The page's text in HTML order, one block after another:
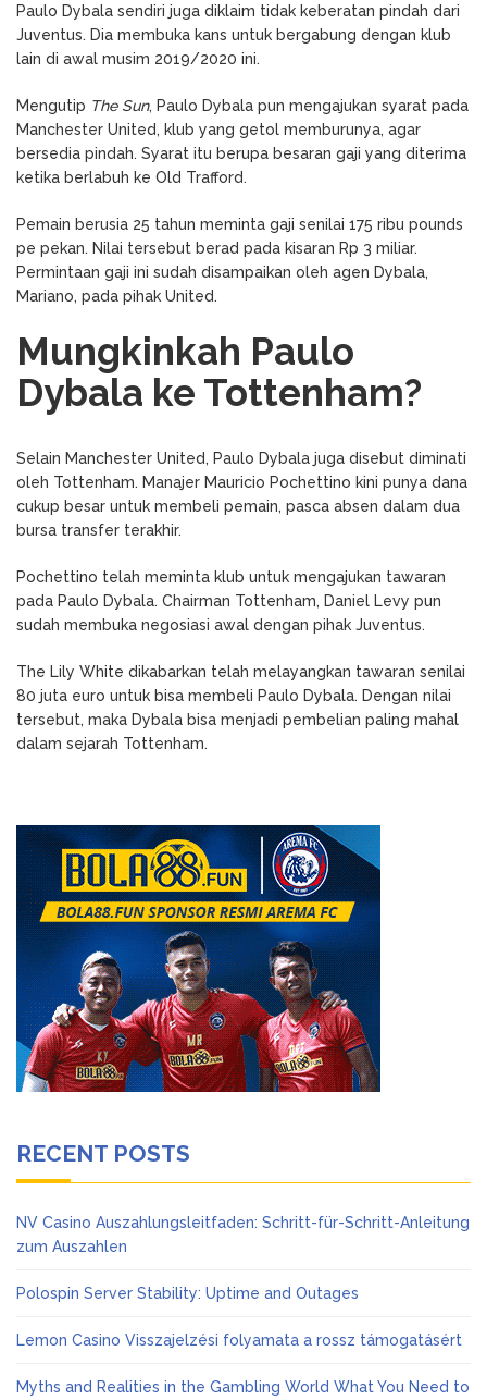
Paulo Dybala sendiri juga diklaim tidak keberatan pindah dari
Juventus. Dia membuka kans untuk bergabung dengan klub
lain di awal musim 2019/2020 ini.
Mengutip The Sun, Paulo Dybala pun mengajukan syarat pada
Manchester United, klub yang getol memburunya, agar
bersedia pindah. Syarat itu berupa besaran gaji yang diterima
ketika berlabuh ke Old Trafford.
Pemain berusia 25 tahun meminta gaji senilai 175 ribu pounds
pe pekan. Nilai tersebut berad pada kisaran Rp 3 miliar.
Permintaan gaji ini sudah disampaikan oleh agen Dybala,
Mariano, pada pihak United.
Mungkinkah Paulo
Dybala ke Tottenham?
Selain Manchester United, Paulo Dybala juga disebut diminati
oleh Tottenham. Manajer Mauricio Pochettino kini punya dana
cukup besar untuk membeli pemain, pasca absen dalam dua
bursa transfer terakhir.
Pochettino telah meminta klub untuk mengajukan tawaran
pada Paulo Dybala. Chairman Tottenham, Daniel Levy pun
sudah membuka negosiasi awal dengan pihak Juventus.
The Lily White dikabarkan telah melayangkan tawaran senilai
80 juta euro untuk bisa membeli Paulo Dybala. Dengan nilai
tersebut, maka Dybala bisa menjadi pembelian paling mahal
dalam sejarah Tottenham.
RECENT POSTS
NV Casino Auszahlungsleitfaden: Schritt-für-Schritt-Anleitung
zum Auszahlen
Polospin Server Stability: Uptime and Outages
Lemon Casino Visszajelzési folyamata a rossz támogatásért
Myths and Realities in the Gambling World What You Need to